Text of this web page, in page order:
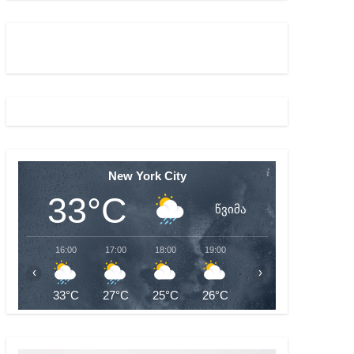
New York City
33°C წვიმა
16:00
33°C
17:00
27°C
18:00
25°C
19:00
26°C
20:00
26°C
‹ ›